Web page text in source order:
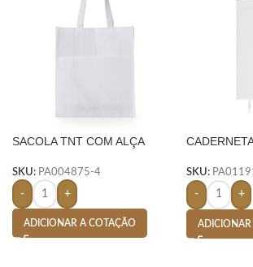
SACOLA TNT COM ALÇA
SKU: PA004875-4
- +
ADICIONAR A COTAÇÃO
SKU:
- +
ADICIONAR